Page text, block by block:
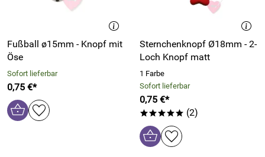
Fußball ø15mm - Knopf mit
Öse
Sofort lieferbar
0,75 €*
Sternchenknopf Ø18mm - 2-
Loch Knopf matt
1 Farbe
Sofort lieferbar
0,75 €*
***** (2)